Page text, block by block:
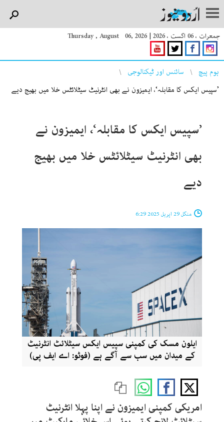
جمعرات ، 06 اگست ، 2026 |
Thursday , August 06, 2026
You are here
ہوم پیچ
سائنس اور ٹیکنالوجی
’سپیس ایکس کا مقابلہ‘، ایمیزون نے بھی انٹرنیٹ سیٹلائٹس خلا میں بھیج دیے
’سپیس ایکس کا مقابلہ‘، ایمیزون نے
بھی انٹرنیٹ سیٹلائٹس خلا میں بھیج
دیے
منگل 29 اپریل 2025 6:29
ایلون مسک کی کمپنی سپیس ایکس سیٹلائٹ انٹرنیٹ
کے میدان میں سب سے آگے ہے (فوٹو: اے ایف پی)
امریکی کمپنی ایمیزون نے اپنا پہلا انٹرنیٹ